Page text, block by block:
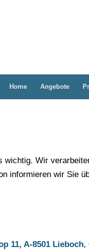
Home Angebote
Wir
informieren wir Sie
11, A-8501 Lieboch,